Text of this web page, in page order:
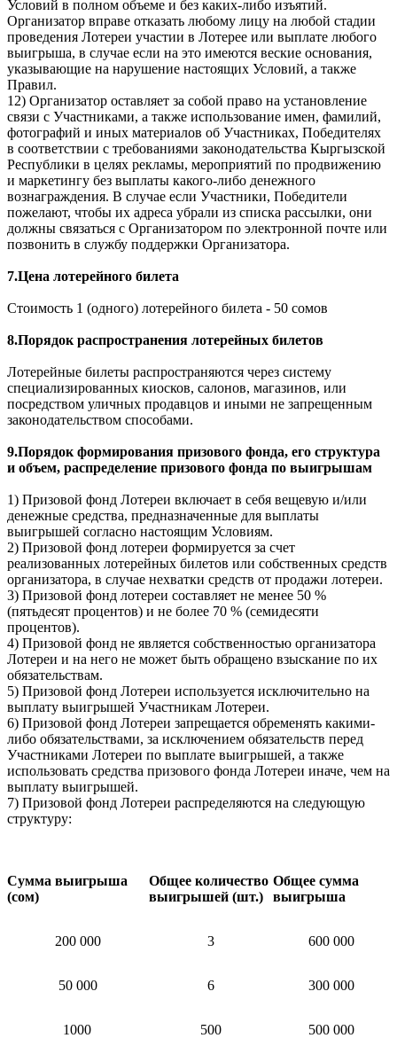
Условий в полном объеме и без каких-либо изъятий.
Организатор вправе отказать любому лицу на любой стадии
проведения Лотереи участии в Лотерее или выплате любого
выигрыша, в случае если на это имеются веские основания,
указывающие на нарушение настоящих Условий, а также
Правил.
12) Организатор оставляет за собой право на установление
связи с Участниками, а также использование имен, фамилий,
фотографий и иных материалов об Участниках, Победителях
в соответствии с требованиями законодательства Кыргызской
Республики в целях рекламы, мероприятий по продвижению
и маркетингу без выплаты какого-либо денежного
вознаграждения. В случае если Участники, Победители
пожелают, чтобы их адреса убрали из списка рассылки, они
должны связаться с Организатором по электронной почте или
позвонить в службу поддержки Организатора.
7.Цена лотерейного билета
Стоимость 1 (одного) лотерейного билета - 50 сомов
8.Порядок распространения лотерейных билетов
Лотерейные билеты распространяются через систему
специализированных киосков, салонов, магазинов, или
посредством уличных продавцов и иными не запрещенным
законодательством способами.
9.Порядок формирования призового фонда, его структура
и объем, распределение призового фонда по выигрышам
1) Призовой фонд Лотереи включает в себя вещевую и/или
денежные средства, предназначенные для выплаты
выигрышей согласно настоящим Условиям.
2) Призовой фонд лотереи формируется за счет
реализованных лотерейных билетов или собственных средств
организатора, в случае нехватки средств от продажи лотереи.
3) Призовой фонд лотереи составляет не менее 50 %
(пятьдесят процентов) и не более 70 % (семидесяти
процентов).
4) Призовой фонд не является собственностью организатора
Лотереи и на него не может быть обращено взыскание по их
обязательствам.
5) Призовой фонд Лотереи используется исключительно на
выплату выигрышей Участникам Лотереи.
6) Призовой фонд Лотереи запрещается обременять какими-
либо обязательствами, за исключением обязательств перед
Участниками Лотереи по выплате выигрышей, а также
использовать средства призового фонда Лотереи иначе, чем на
выплату выигрышей.
7) Призовой фонд Лотереи распределяются на следующую
структуру:
Сумма выигрыша
(сом)
Общее количество
выигрышей (шт.)
Общее сумма
выигрыша
200 000 3 600 000
50 000 6 300 000
1000 500 500 000